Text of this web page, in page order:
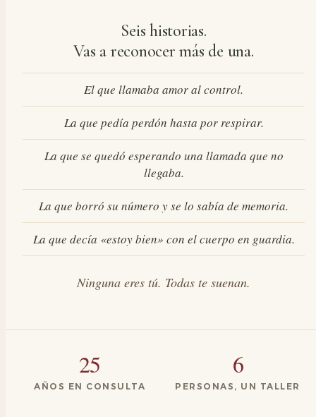
Seis historias.
Vas a reconocer más de una.
El que llamaba amor al control.
La que pedía perdón hasta por respirar.
La que se quedó esperando una llamada que no
llegaba.
La que borró su número y se lo sabía de memoria.
La que decía «estoy bien» con el cuerpo en guardia.
Ninguna eres tú. Todas te suenan.
25
AÑOS EN CONSULTA
6
PERSONAS, UN TALLER